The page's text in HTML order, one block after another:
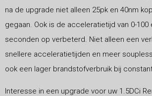
na de upgrade niet alleen 25pk en 40nm
gegaan. Ook is de acceleratietijd van 0-100
seconden op verbeterd. Niet alleen een
snellere acceleratietijden en meer
ook een lager brandstofverbruik bij
Interesse in een upgrade voor uw 1.5DCi